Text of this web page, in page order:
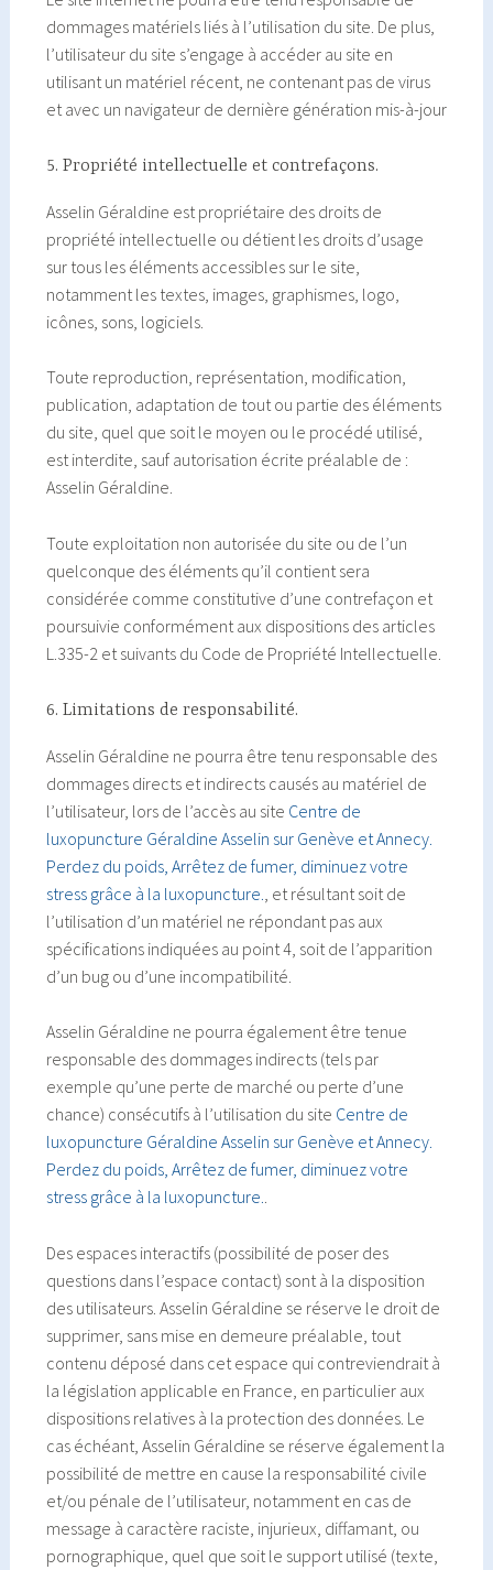
dommages matériels liés à l’utilisation du site. De plus,
l’utilisateur du site s’engage à accéder au site en
utilisant un matériel récent, ne contenant pas de virus
et avec un navigateur de dernière génération mis-à-jour
5. Propriété intellectuelle et contrefaçons.
Asselin Géraldine est propriétaire des droits de
propriété intellectuelle ou détient les droits d’usage
sur tous les éléments accessibles sur le site,
notamment les textes, images, graphismes, logo,
icônes, sons, logiciels.
Toute reproduction, représentation, modification,
publication, adaptation de tout ou partie des éléments
du site, quel que soit le moyen ou le procédé utilisé,
est interdite, sauf autorisation écrite préalable de :
Asselin Géraldine.
Toute exploitation non autorisée du site ou de l’un
quelconque des éléments qu’il contient sera
considérée comme constitutive d’une contrefaçon et
poursuivie conformément aux dispositions des articles
L.335-2 et suivants du Code de Propriété Intellectuelle.
6. Limitations de responsabilité.
Asselin Géraldine ne pourra être tenu responsable des
dommages directs et indirects causés au matériel de
l’utilisateur, lors de l’accès au site Centre de
luxopuncture Géraldine Asselin sur Genève et Annecy.
Perdez du poids, Arrêtez de fumer, diminuez votre
stress grâce à la luxopuncture. , et résultant soit de
l’utilisation d’un matériel ne répondant pas aux
spécifications indiquées au point 4, soit de l’apparition
d’un bug ou d’une incompatibilité.
Asselin Géraldine ne pourra également être tenue
responsable des dommages indirects (tels par
exemple qu’une perte de marché ou perte d’une
chance) consécutifs à l’utilisation du site Centre de
luxopuncture Géraldine Asselin sur Genève et Annecy.
Perdez du poids, Arrêtez de fumer, diminuez votre
stress grâce à la luxopuncture..
Des espaces interactifs (possibilité de poser des
questions dans l’espace contact) sont à la disposition
des utilisateurs. Asselin Géraldine se réserve le droit de
supprimer, sans mise en demeure préalable, tout
contenu déposé dans cet espace qui contreviendrait à
la législation applicable en France, en particulier aux
dispositions relatives à la protection des données. Le
cas échéant, Asselin Géraldine se réserve également la
possibilité de mettre en cause la responsabilité civile
et/ou pénale de l’utilisateur, notamment en cas de
message à caractère raciste, injurieux, diffamant, ou
pornographique, quel que soit le support utilisé (texte,